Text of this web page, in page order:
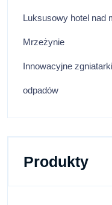
Luksusowy hotel nad
Mrzeżynie
Innowacyjne
odpadów
Produkty